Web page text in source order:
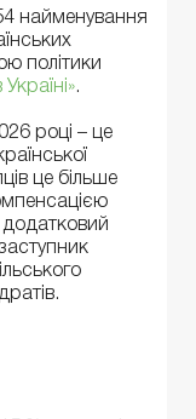
найменування
політики
.
році – це
це більше
додатковий